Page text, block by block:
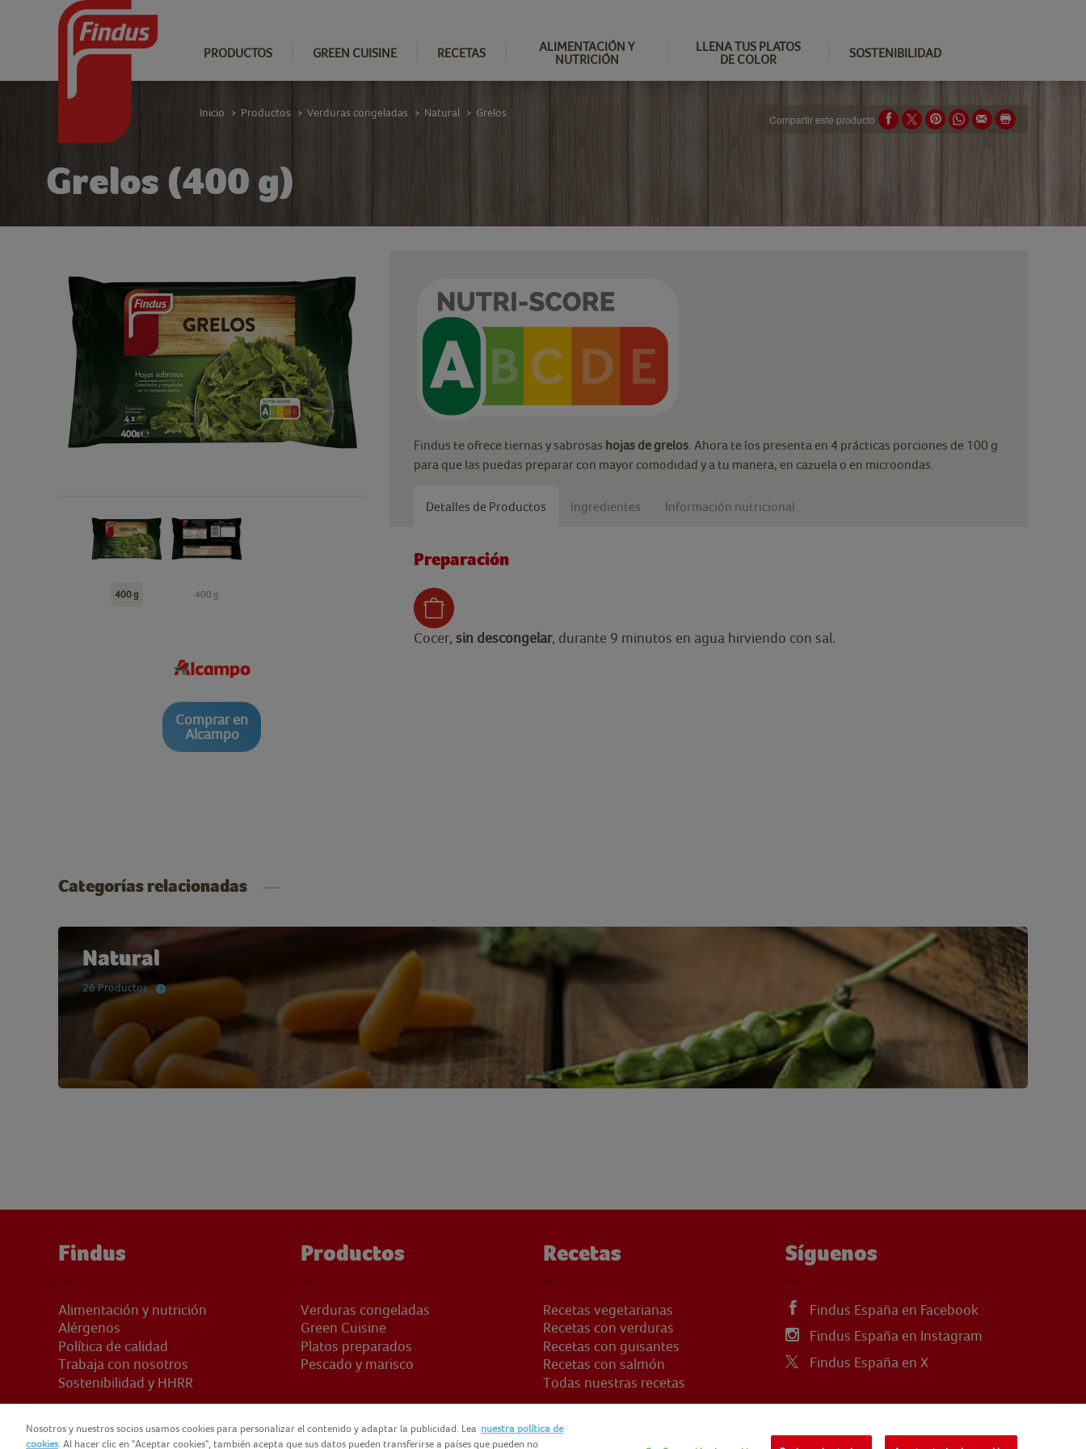
PRODUCTOS GREEN CUISINE RECETAS
ALIMENTACIÓN Y
NUTRICIÓN
LLENA TUS PLATOS
DE COLOR
SOSTENIBILIDAD
Grelos (400 g)
Inicio > Productos > Verduras congeladas > Natural > Grelos Compartir este producto
400 g 400 g
Comprar en
Alcampo
Findus te ofrece tiernas y sabrosas hojas de grelos . Ahora te los presenta en 4 prácticas porciones de 100 g
para que las puedas preparar con mayor comodidad y a tu manera, en cazuela o en microondas.
Detalles de Productos Ingredientes Información nutricional
Preparación
Cocer, sin descongelar, durante 9 minutos en agua hirviendo con sal.
Categorías relacionadas
Natural
26 Productos
Findus
Alimentación y nutrición
Alérgenos
Política de calidad
Trabaja con nosotros
Sostenibilidad y HHRR
Productos
Verduras congeladas
Green Cuisine
Platos preparados
Pescado y marisco
Recetas
Recetas vegetarianas
Recetas con verduras
Recetas con guisantes
Recetas con salmón
Todas nuestras recetas
Síguenos
Findus España en Facebook
Findus España en Instagram
Findus España en X
Nosotros y nuestros socios usamos cookies para personalizar el contenido y adaptar la publicidad. Lea nuestra política de
cookies. Al hacer clic en "Aceptar cookies", también acepta que sus datos pueden transferirse a países que pueden no